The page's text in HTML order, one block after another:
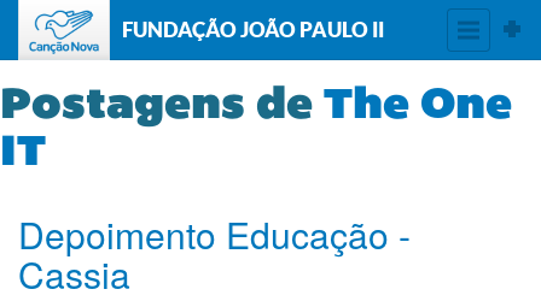
FUNDAÇÃO JOÃO PAULO II
Postagens de The One
IT
Depoimento Educação -
Cassia